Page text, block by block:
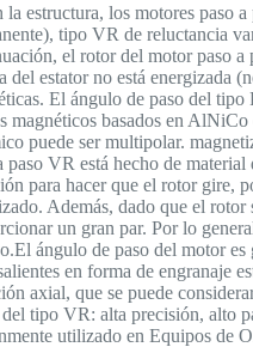
la estructura, los motores paso
tipo VR de reluctancia
el rotor del motor paso a
del estator no está energizada
El ángulo de paso del
magnéticos basados en
puede ser multipolar.
paso VR está hecho de
para hacer que el rotor gire,
Además, dado que el
un gran par. Por lo
ángulo de paso del motor
en forma de engranaje
axial, que se puede
tipo VR: alta precisión, alto
utilizado en Equipos de